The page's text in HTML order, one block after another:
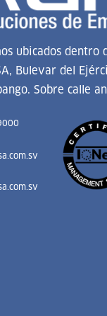
ubicados dentro
Bulevar del
Sobre calle